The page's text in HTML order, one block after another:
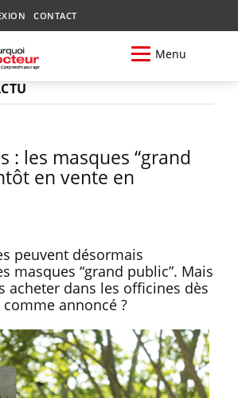
CONTACT
Menu
: les masques “grand
en vente en
peuvent désormais
masques “grand public”. Mais
acheter dans les officines dès
annoncé ?